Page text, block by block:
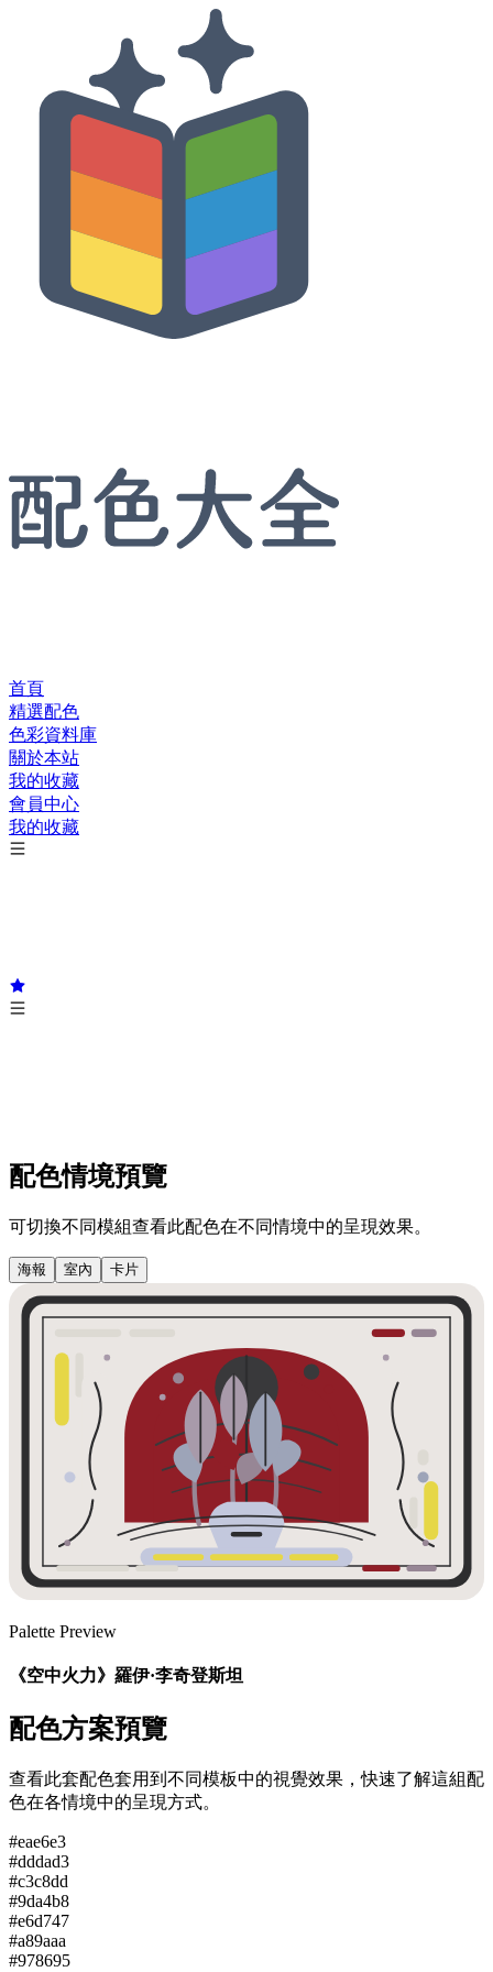
首頁
精選配色
色彩資料庫
關於本站
我的收藏
會員中心
我的收藏
配色情境預覽
可切換不同模組查看此配色在不同情境中的呈現效果。
海報 室內 卡片
Palette Preview
《空中火力》羅伊·李奇登斯坦
配色方案預覽
查看此套配色套用到不同模板中的視覺效果，快速了解這組配
色在各情境中的呈現方式。
#eae6e3
#dddad3
#c3c8dd
#9da4b8
#e6d747
#a89aaa
#978695